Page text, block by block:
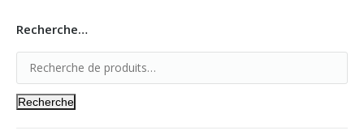
Recherche…
Recherche